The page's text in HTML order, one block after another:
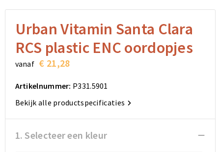
Lampen en Gereedschap
Aanstekers
Snoepgoed
Sinterklaas
Opvouwbare tassen
Autotassen
Matrozentassen
Schoudertassen
Rugzakken
Accessoires voor tassen
Opvouwbare tassen
Autotassen
Matrozentassen
Schoudertassen
Rugzakken
Accessoires voor tassen
Schoenen
Urban Vitamin Santa Clara
RCS plastic ENC oordopjes
vanaf € 21,28
Artikelnummer: P331.5901
Bekijk alle productspecificaties
1. Selecteer een kleur